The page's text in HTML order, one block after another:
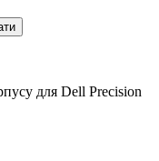
для Dell Precision